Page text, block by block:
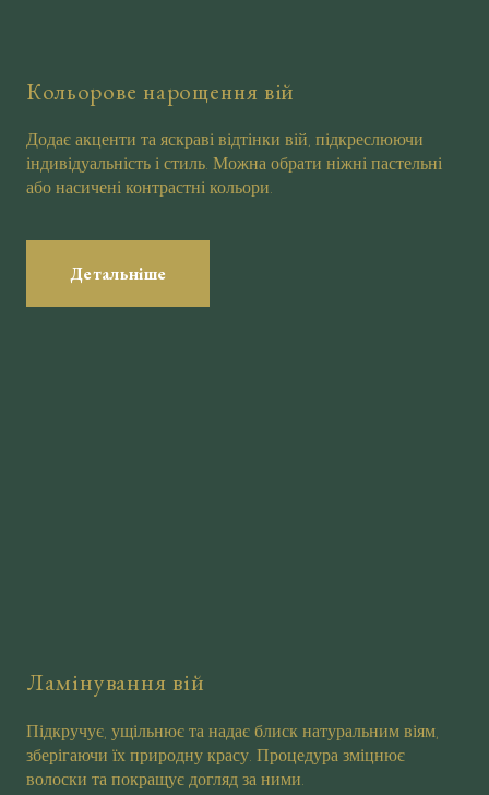
Кольорове нарощення вій
Додає акценти та яскраві відтінки вій, підкреслюючи
індивідуальність і стиль. Можна обрати ніжні пастельні
або насичені контрастні кольори.
Детальніше
Ламінування вій
Підкручує, ущільнює та надає блиск натуральним віям,
зберігаючи їх природну красу. Процедура зміцнює
волоски та покращує догляд за ними.